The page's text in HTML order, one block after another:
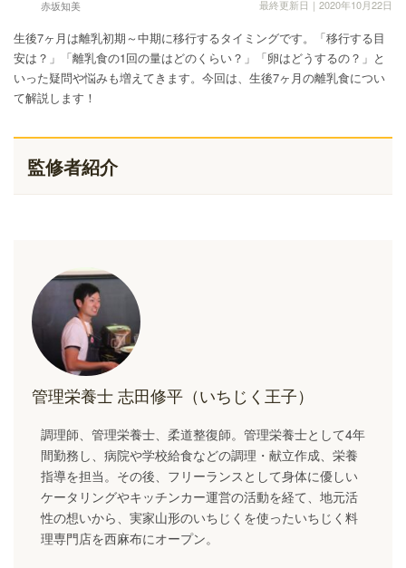
赤坂知美 最終更新日｜2020年10月22日
生後7ヶ月は離乳初期～中期に移行するタイミングです。「移行する目
安は？」「離乳食の1回の量はどのくらい？」「卵はどうするの？」と
いった疑問や悩みも増えてきます。今回は、生後7ヶ月の離乳食につい
て解説します！
監修者紹介
管理栄養士 志田修平（いちじく王子）
調理師、管理栄養士、柔道整復師。管理栄養士として4年
間勤務し、病院や学校給食などの調理・献立作成、栄養
指導を担当。その後、フリーランスとして身体に優しい
ケータリングやキッチンカー運営の活動を経て、地元活
性の想いから、実家山形のいちじくを使ったいちじく料
理専門店を西麻布にオープン。